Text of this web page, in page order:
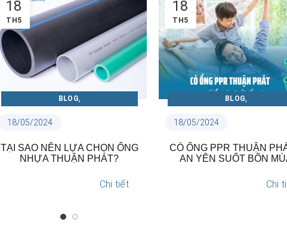
18
TH5
18/05/2024
BLOG,
,TIN NỘI BỘ
TẠI SAO NÊN LỰA CHỌN ỐNG
NHỰA THUẬN PHÁT?
Chi tiết
18
TH5
18/05/2024
BLOG,
CÓ ỐNG PPR THUẬN
AN YÊN SUỐT BỐN
Chi